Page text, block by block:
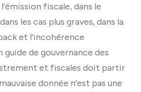
fiscale, dans le
les cas plus graves, dans la
et l'incohérence
guide de gouvernance des
et fiscales doit partir
donnée n'est pas une